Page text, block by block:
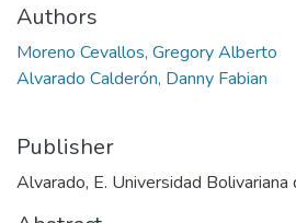
Authors
Moreno Cevallos, Gregory Alberto
Alvarado Calderón, Danny Fabian
Publisher
Alvarado, E. Universidad Bolivariana